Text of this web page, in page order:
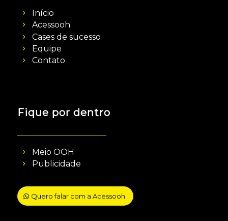
Início
Acessooh
Cases de sucesso
Equipe
Contato
Fique por dentro
Meio OOH
Publicidade
Quero falar com a Acessooh